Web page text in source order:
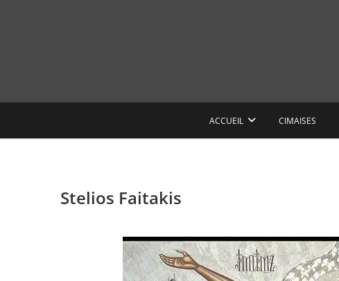
ACCUEIL CIMAISES
Stelios Faitakis